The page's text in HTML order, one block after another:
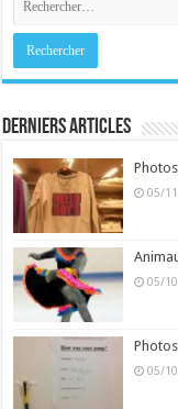
Derniers Articles
05/
05/
05/